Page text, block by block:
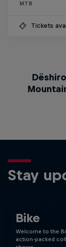
MTB
Tickets
Stay
Bike
Welcome to the
action-packed